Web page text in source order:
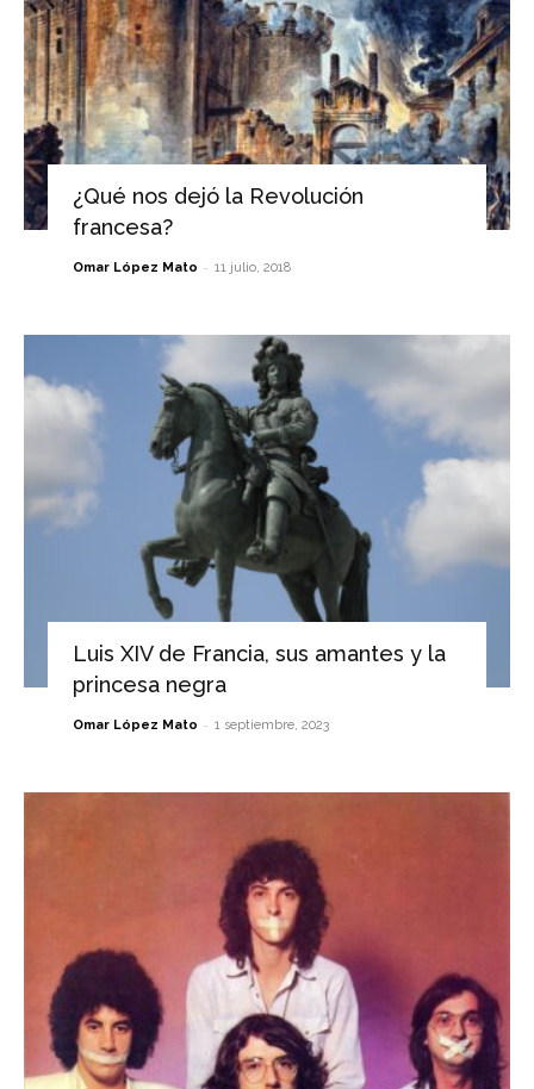
¿Qué nos dejó la Revolución
francesa?
Omar López Mato - 11 julio, 2018
Luis XIV de Francia, sus amantes y la
princesa negra
Omar López Mato - 1 septiembre, 2023